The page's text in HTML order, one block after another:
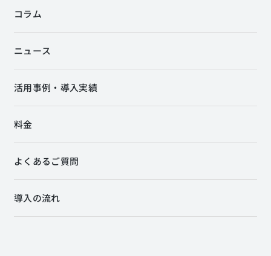
コラム
ニュース
活用事例・導入実績
料金
よくあるご質問
導入の流れ